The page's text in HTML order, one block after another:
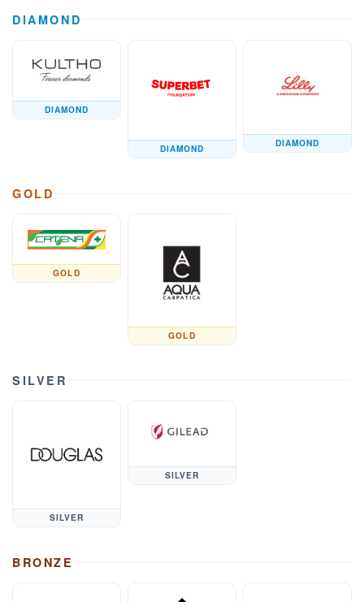
DIAMOND
DIAMOND
DIAMOND
DIAMOND
GOLD
GOLD
GOLD
SILVER
SILVER
SILVER
BRONZE